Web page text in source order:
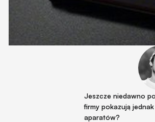
Jeszcze niedawno
firmy pokazują
aparatów?